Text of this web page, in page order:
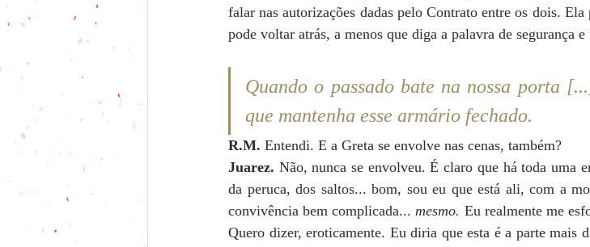
falar nas autorizações dadas pelo Contrato entre os dois.
pode voltar atrás, a menos que diga a palavra de segurança
Quando o passado bate na nossa porta
que mantenha esse armário fechado.
R.M. Entendi. E a Greta se envolve nas cenas, também?
Juarez. Não, nunca se envolveu. É claro que há toda uma
da peruca, dos saltos... bom, sou eu que está ali, com a
convivência bem complicada... mesmo. Eu realmente me
Quero dizer, eroticamente. Eu diria que esta é a parte